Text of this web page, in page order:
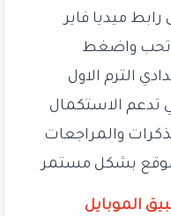
ميديا فاير
تحب واضغط
الترم الاول
تدعم الاستكمال
والمراجعات
بشكل مستمر
الموبايل